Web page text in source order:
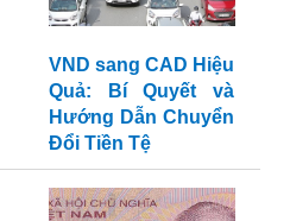
VND sang CAD Hiệu
Quả: Bí Quyết và
Hướng Dẫn Chuyển
Đổi Tiền Tệ